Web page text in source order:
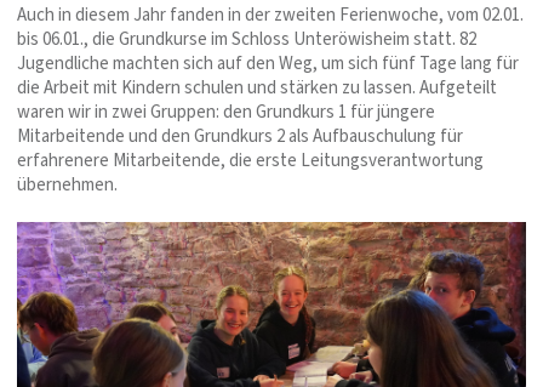
Auch in diesem Jahr fanden in der zweiten Ferienwoche, vom 02.01.
bis 06.01., die Grundkurse im Schloss Unteröwisheim statt. 82
Jugendliche machten sich auf den Weg, um sich fünf Tage lang für
die Arbeit mit Kindern schulen und stärken zu lassen. Aufgeteilt
waren wir in zwei Gruppen: den Grundkurs 1 für jüngere
Mitarbeitende und den Grundkurs 2 als Aufbauschulung für
erfahrenere Mitarbeitende, die erste Leitungsverantwortung
übernehmen.